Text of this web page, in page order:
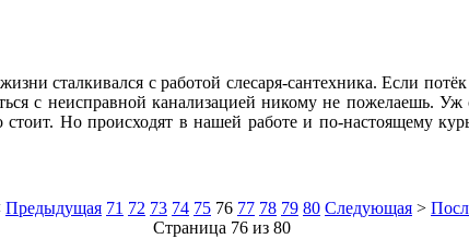
сталкивался с работой слесаря-сантехника. Если
с неисправной канализацией никому не пожелаешь. Уж
стоит. Но происходят в нашей работе и по-настоящему
Предыдущая 71 72 73 74 75 76 77 78 79 80 Следующая >
Страница 76 из 80